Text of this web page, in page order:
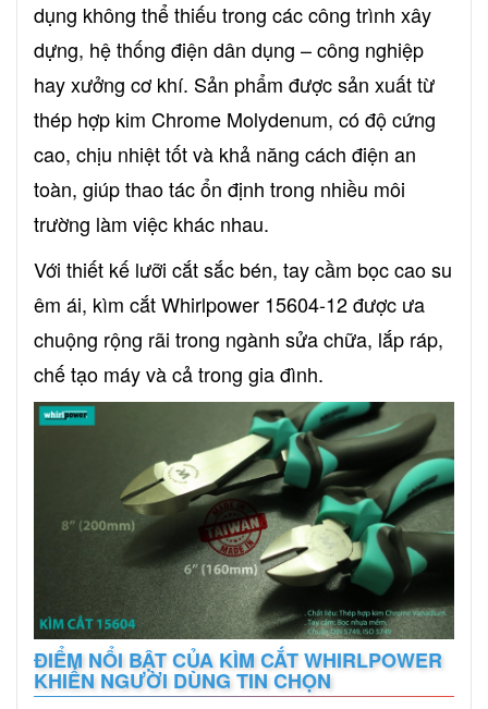
dụng không thể thiếu trong các công trình xây
dựng, hệ thống điện dân dụng – công nghiệp
hay xưởng cơ khí. Sản phẩm được sản xuất từ
thép hợp kim Chrome Molydenum, có độ cứng
cao, chịu nhiệt tốt và khả năng cách điện an
toàn, giúp thao tác ổn định trong nhiều môi
trường làm việc khác nhau.
Với thiết kế lưỡi cắt sắc bén, tay cầm bọc cao su
êm ái, kìm cắt Whirlpower 15604-12 được ưa
chuộng rộng rãi trong ngành sửa chữa, lắp ráp,
chế tạo máy và cả trong gia đình.
ĐIỂM NỔI BẬT CỦA KÌM CẮT WHIRLPOWER
KHIẾN NGƯỜI DÙNG TIN CHỌN